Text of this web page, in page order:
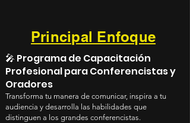
Principal Enfoque
🎤 Programa de Capacitación
Profesional para Conferencistas y
Oradores
Transforma tu manera de comunicar, inspira a tu
audiencia y desarrolla las habilidades que
distinguen a los grandes conferencistas.